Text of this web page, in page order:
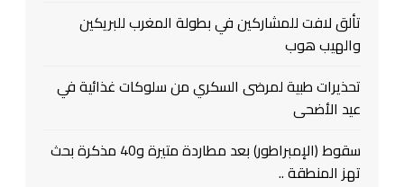
تألق لافت للمشاركين في بطولة المغرب للبريكين
والهيب هوب
تحذيرات طبية لمرضى السكري من سلوكات غذائية في
عيد الأضحى
سقوط (الإمبراطور) بعد مطاردة متيرة و40 مذكرة بحث
تهز المنطقة ..